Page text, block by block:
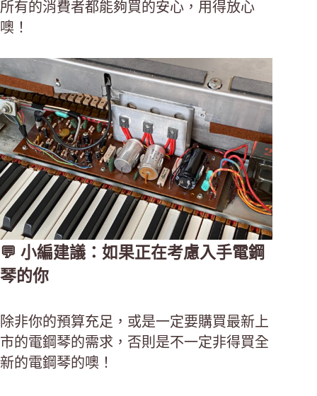
所有的消費者都能夠買的安心，用得放心
噢！
💬 小編建議：如果正在考慮入手電鋼
琴的你
除非你的預算充足，或是一定要購買最新上
市的電鋼琴的需求，否則是不一定非得買全
新的電鋼琴的噢！